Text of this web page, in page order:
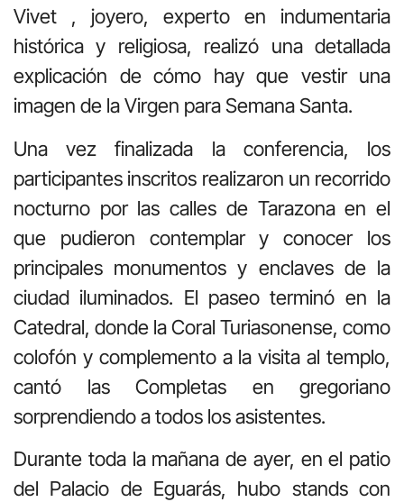
Vivet , joyero, experto en indumentaria
histórica y religiosa, realizó una detallada
explicación de cómo hay que vestir una
imagen de la Virgen para Semana Santa.
Una vez finalizada la conferencia, los
participantes inscritos realizaron un recorrido
nocturno por las calles de Tarazona en el
que pudieron contemplar y conocer los
principales monumentos y enclaves de la
ciudad iluminados. El paseo terminó en la
Catedral, donde la Coral Turiasonense, como
colofón y complemento a la visita al templo,
cantó las Completas en gregoriano
sorprendiendo a todos los asistentes.
Durante toda la mañana de ayer, en el patio
del Palacio de Eguarás, hubo stands con